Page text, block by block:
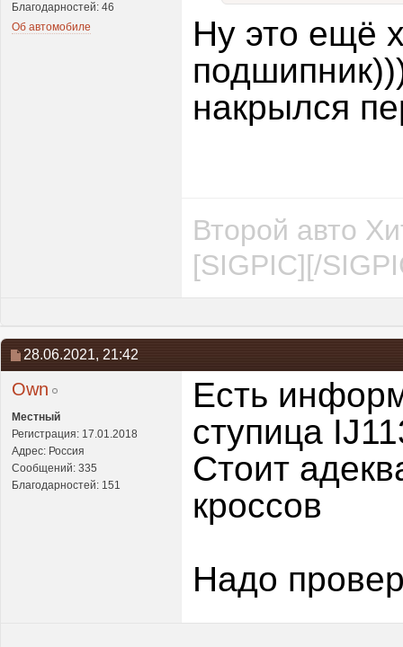
Благодарностей: 46
Об автомобиле
Ну это ещё
накрылся
Второй авто
[SIGPIC][/
28.06.2021, 21:42
Own
Местный
Регистрация: 17.01.2018
Адрес: Россия
Сообщений: 335
Благодарностей: 151
Есть
ступица
Стоит
кроссов
Надо